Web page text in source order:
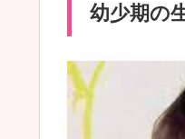
幼少期の